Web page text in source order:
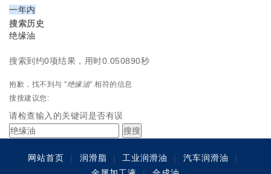
一年内
搜索历史
绝缘油
搜索到约0项结果，用时0.050890秒
抱歉，找不到与 "绝缘油" 相符的信息
搜搜建议您:
请检查输入的关键词是否有误
网站首页 | 润滑脂 | 工业润滑油 | 汽车润滑油
|